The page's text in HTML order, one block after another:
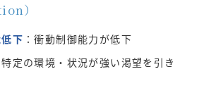
）
下 ：衝動制御能力が低下
特定の環境・状況が強い渇望を引き